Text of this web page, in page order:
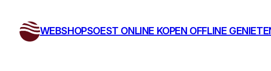
WEBSHOPSOEST ONLINE KOPEN OFFLINE